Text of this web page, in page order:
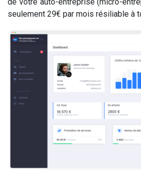
seulement 29€ par mois résiliable à